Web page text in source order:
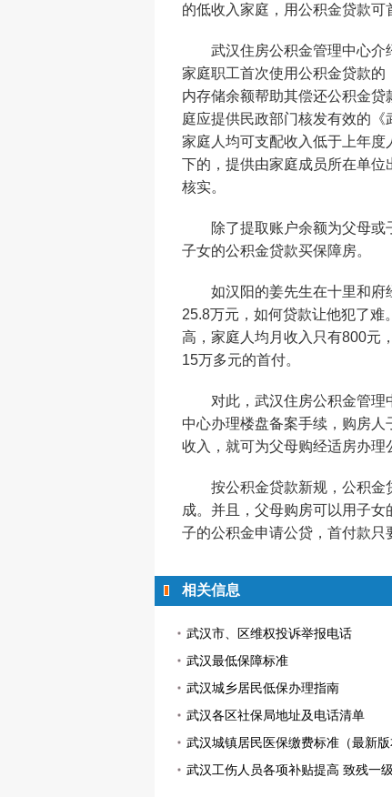
的低收入家庭，用公积金贷款可
武汉住房公积金管理中心介
家庭职工首次使用公积金贷款
内存储余额帮助其偿还公积金
庭应提供民政部门核发有效的
家庭人均可支配收入低于上年度
下的，提供由家庭成员所在单
核实。
除了提取账户余额为父母或
子女的公积金贷款买保障房。
如汉阳的姜先生在十里和府
25.8万元，如何贷款让他犯了
高，家庭人均月收入只有800元
15万多元的首付。
对此，武汉住房公积金管理
中心办理楼盘备案手续，购房
收入，就可为父母购经适房办理
按公积金贷款新规，公积金
成。并且，父母购房可以用子
子的公积金申请公贷，首付款只
相关信息
武汉市、区维权投诉举报电话
武汉最低保障标准
武汉城乡居民低保办理指南
武汉各区社保局地址及电话清单
武汉城镇居民医保缴费标准（最新版
武汉工伤人员各项补贴提高 致残一